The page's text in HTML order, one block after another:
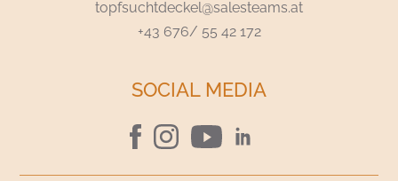
SOCIAL MEDIA
topfsuchtdeckel@salesteams.at
+43 676/ 55 42 172